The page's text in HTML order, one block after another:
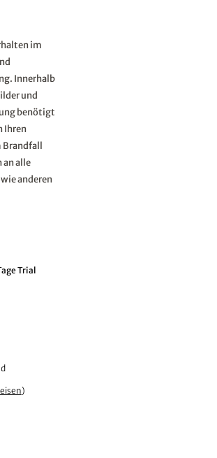
im
Innerhalb
und
benötigt
Ihren
Brandfall
an alle
anderen
Trial
)